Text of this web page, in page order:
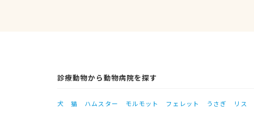
診療動物から動物病院を探す
犬 猫 ハムスター モルモット フェレット うさぎ リス